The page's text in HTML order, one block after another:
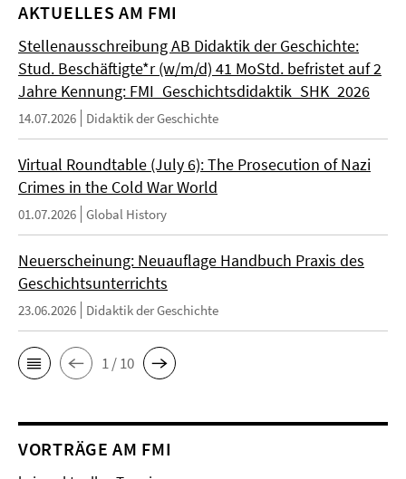
AKTUELLES AM FMI
Stellenausschreibung AB Didaktik der Geschichte:
Stud. Beschäftigte*r (w/m/d) 41 MoStd. befristet auf 2
Jahre Kennung: FMI_Geschichtsdidaktik_SHK_2026
14.07.2026 Didaktik der Geschichte
Virtual Roundtable (July 6): The Prosecution of Nazi
Crimes in the Cold War World
01.07.2026 Global History
Neuerscheinung: Neuauflage Handbuch Praxis des
Geschichtsunterrichts
23.06.2026 Didaktik der Geschichte
1 / 10
VORTRÄGE AM FMI